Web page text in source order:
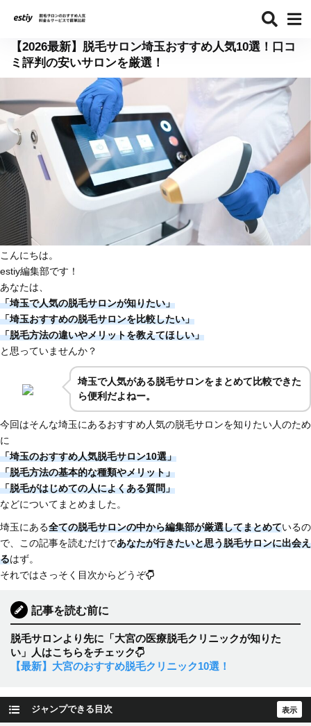
【2026最新】脱毛サロン埼玉おすすめ人気10選！口コ
ミ評判の安いサロンを厳選！
こんにちは。
estiy編集部です！
あなたは、
「埼玉で人気の脱毛サロンが知りたい」
「埼玉おすすめの脱毛サロンを比較したい」
「脱毛方法の違いやメリットを教えてほしい」
と思っていませんか？
埼玉で人気がある脱毛サロンをまとめて比較できた
ら便利だよねー。
今回はそんな埼玉にあるおすすめ人気の脱毛サロンを知りたい人のため
に
「埼玉のおすすめ人気脱毛サロン10選」
「脱毛方法の基本的な種類やメリット」
「脱毛がはじめての人によくある質問」
などについてまとめました。
埼玉にある全ての脱毛サロンの中から編集部が厳選してまとめているの
で、この記事を読むだけであなたが行きたいと思う脱毛サロンに出会え
るはず。
それではさっそく目次からどうぞ
記事を読む前に
脱毛サロンより先に「大宮の医療脱毛クリニックが知りた
い」人はこちらをチェック
【最新】大宮のおすすめ脱毛クリニック10選！
ジャンプできる目次